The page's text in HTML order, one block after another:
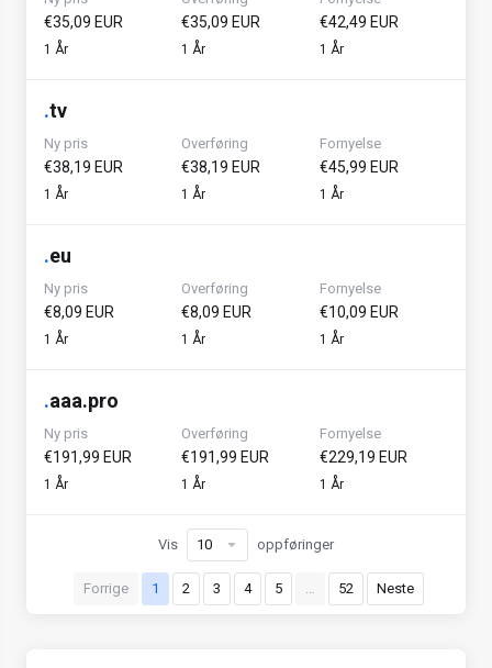
€35,09 EUR
1 År
€35,09 EUR
1 År
€42,49 EUR
1 År
.tv
Ny pris
€38,19 EUR
1 År
Overføring
€38,19 EUR
1 År
Fornyelse
€45,99 EUR
1 År
.eu
Ny pris
€8,09 EUR
1 År
Overføring
€8,09 EUR
1 År
Fornyelse
€10,09 EUR
1 År
.aaa.pro
Ny pris
€191,99 EUR
1 År
Overføring
€191,99 EUR
1 År
Fornyelse
€229,19 EUR
1 År
Forrige 1 2 3 4 5 … 52 Neste
Vis oppføringer